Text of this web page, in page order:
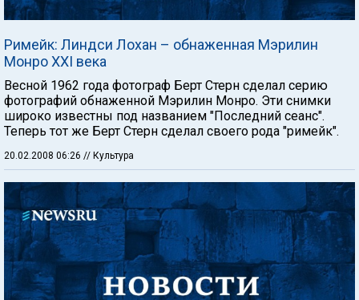
Римейк: Линдси Лохан – обнаженная Мэрилин
Монро XXI века
Весной 1962 года фотограф Берт Стерн сделал серию
фотографий обнаженной Мэрилин Монро. Эти снимки
широко известны под названием "Последний сеанс".
Теперь тот же Берт Стерн сделал своего рода "римейк".
20.02.2008 06:26 // Культура